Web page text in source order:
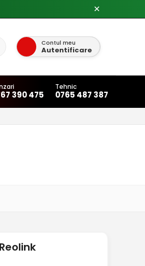
✕
Contul meu
Autentificare
390 475
Tehnic
0765 487 387